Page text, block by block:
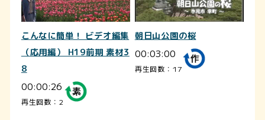
こんなに簡単！ ビデオ編集
（応用編） H19前期 素材3
8
00:00:26
再生回数：2
朝日山公園の桜
00:03:00
再生回数：17